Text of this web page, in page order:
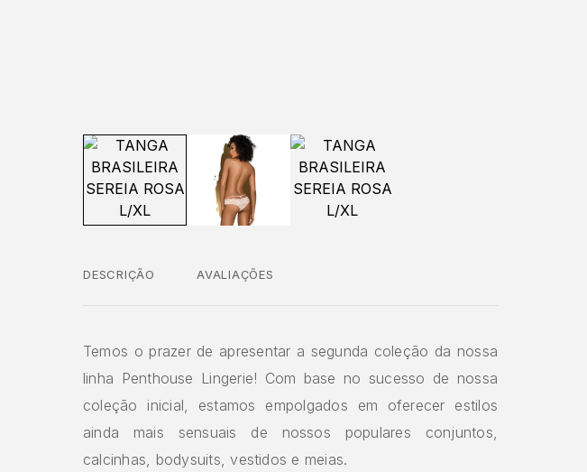
DESCRIÇÃO AVALIAÇÕES
Temos o prazer de apresentar a segunda coleção da nossa
linha Penthouse Lingerie! Com base no sucesso de nossa
coleção inicial, estamos empolgados em oferecer estilos
ainda mais sensuais de nossos populares conjuntos,
calcinhas, bodysuits, vestidos e meias.